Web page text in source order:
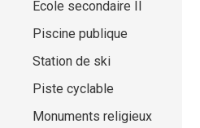
Ecole secondaire II
Piscine publique
Station de ski
Piste cyclable
Monuments religieux